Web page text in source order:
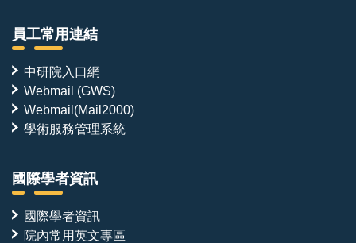
員工常用連結
中研院入口網
Webmail (GWS)
Webmail(Mail2000)
學術服務管理系統
國際學者資訊
國際學者資訊
院內常用英文專區